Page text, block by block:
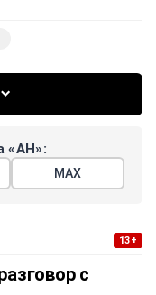
«АН»:
МАХ
13+
с